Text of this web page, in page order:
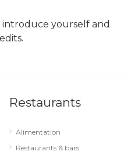
introduce yourself and
Restaurants
Alimentation
Restaurants & bars